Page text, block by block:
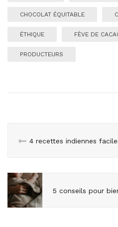
CHOCOLAT ÉQUITABLE
ÉTHIQUE FÈVE DE
PRODUCTEURS
4 recettes indiennes
5 conseils pour